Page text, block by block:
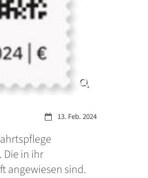
Datum:13. Feb. 2024
in ihr
angewiesen sind.